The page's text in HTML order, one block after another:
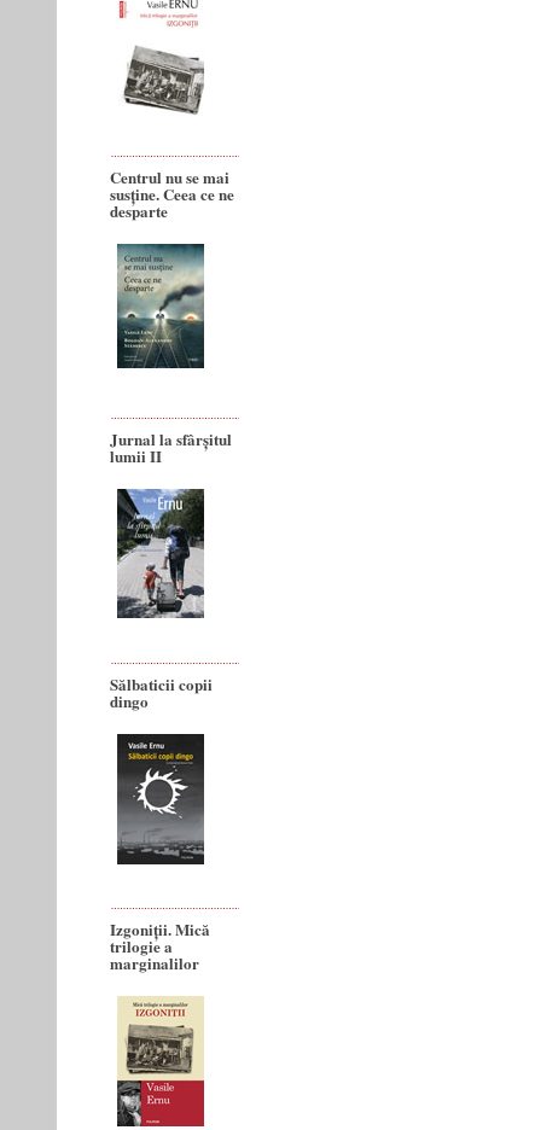
Centrul nu se mai
susține. Ceea ce ne
desparte
Jurnal la sfârșitul
lumii II
Sălbaticii copii
dingo
Izgoniții. Mică
trilogie a
marginalilor